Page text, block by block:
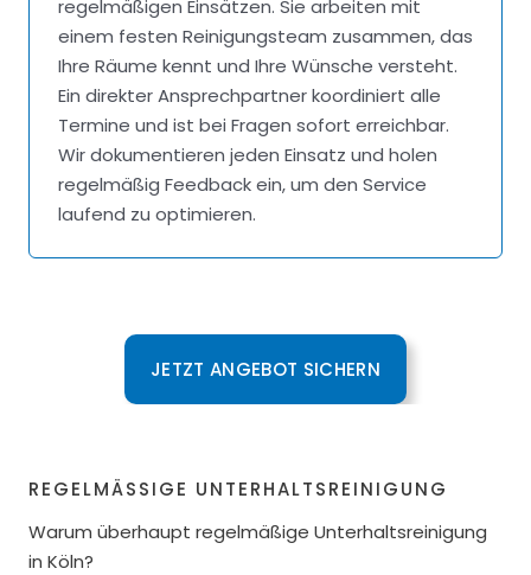
regelmäßigen Einsätzen. Sie arbeiten mit
einem festen Reinigungsteam zusammen, das
Ihre Räume kennt und Ihre Wünsche versteht.
Ein direkter Ansprechpartner koordiniert alle
Termine und ist bei Fragen sofort erreichbar.
Wir dokumentieren jeden Einsatz und holen
regelmäßig Feedback ein, um den Service
laufend zu optimieren.
JETZT ANGEBOT SICHERN
REGELMÄSSIGE UNTERHALTSREINIGUNG
Warum überhaupt regelmäßige Unterhaltsreinigung
in Köln?